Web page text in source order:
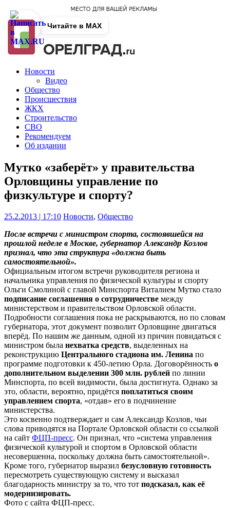
Новости
Видео
Общество
Происшествия
ЖКХ
Строительство
СВО
Рекомендуем
Об издании
Мутко «заберёт» у правительства
Орловщины управление по
физкультуре и спорту?
25.2.2013 | 17:10 Новости, Общество
После встречи с министром спорта, состоявшейся на
прошлой неделе в Москве, губернатор Александр Козлов
признал, что эта структура «должна быть
самостоятельной».
Официальным итогом встречи руководителя региона и
начальника управления по физической культуры и спорту
Ольги Смолиной с главой Минспорта Виталием Мутко стало
подписание соглашения о сотрудничестве между
министерством и правительством Орловской области.
Подробности соглашения пока не раскрываются, но по словам
губернатора, этот документ позволит Орловщине двигаться
вперёд. По нашим же данным, одной из причин повидаться с
министром была нехватка средств, выделенных на
реконструкцию Центрального стадиона им. Ленина по
программе подготовки к 450-летию Орла. Договорённость о
дополнительном выделении 300 млн. рублей по линии
Минспорта, по всей видимости, была достигнута. Однако за
это, области, вероятно, придётся поплатиться своим
управлением спорта, «отдав» его в подчинение
министерства.
Это косвенно подтверждает и сам Александр Козлов, чьи
слова приводятся на Портале Орловской области со ссылкой
на сайт ФЦП-пресс. Он признал, что «система управления
физической культурой и спортом в Орловской области
несовершенна, поскольку должна быть самостоятельной».
Кроме того, губернатор выразил безусловную готовность
пересмотреть существующую систему и высказал
благодарность министру за то, что тот подсказал, как её
модернизировать.
Фото с сайта ФЦП-пресс.
Читайте в MAX